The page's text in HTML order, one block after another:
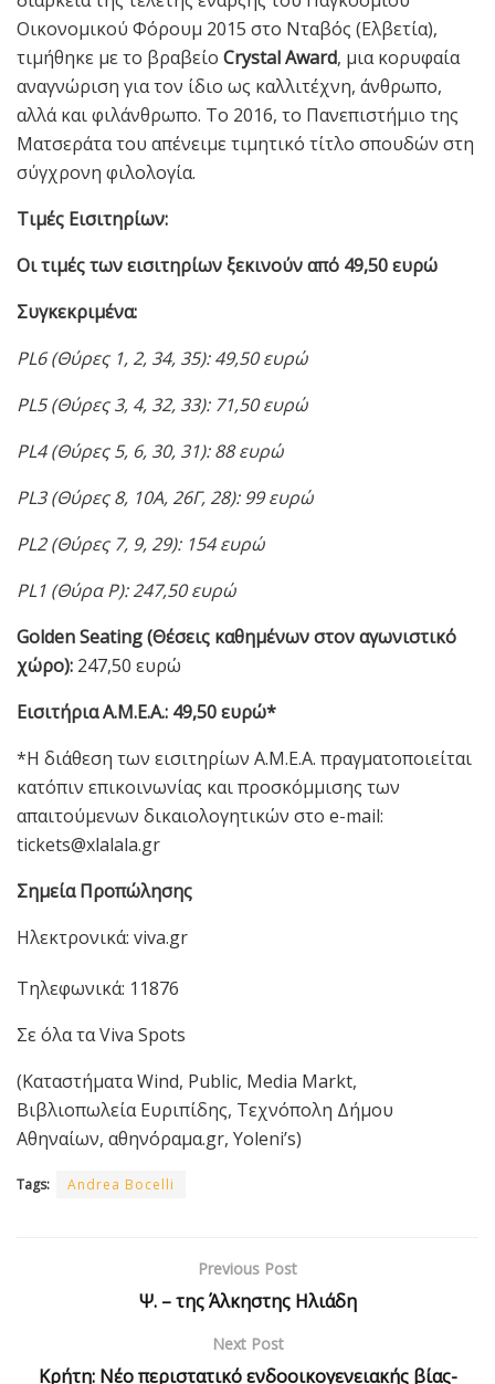
Οικονομικού Φόρουμ 2015 στο Νταβός (Ελβετία),
τιμήθηκε με το βραβείο Crystal Award, μια κορυφαία
αναγνώριση για τον ίδιο ως καλλιτέχνη, άνθρωπο,
αλλά και φιλάνθρωπο. Το 2016, το Πανεπιστήμιο της
Ματσεράτα του απένειμε τιμητικό τίτλο σπουδών στη
σύγχρονη φιλολογία.
Τιμές Εισιτηρίων:
Οι τιμές των εισιτηρίων ξεκινούν από 49,50 ευρώ
Συγκεκριμένα:
PL6 (Θύρες 1, 2, 34, 35): 49,50 ευρώ
PL5 (Θύρες 3, 4, 32, 33): 71,50 ευρώ
PL4 (Θύρες 5, 6, 30, 31): 88 ευρώ
PL3 (Θύρες 8, 10Α, 26Γ, 28): 99 ευρώ
PL2 (Θύρες 7, 9, 29): 154 ευρώ
PL1 (Θύρα Ρ): 247,50 ευρώ
Golden Seating (Θέσεις καθημένων στον αγωνιστικό
χώρο): 247,50 ευρώ
Εισιτήρια Α.Μ.Ε.Α.: 49,50 ευρώ*
*Η διάθεση των εισιτηρίων Α.Μ.Ε.Α. πραγματοποιείται
κατόπιν επικοινωνίας και προσκόμμισης των
απαιτούμενων δικαιολογητικών στο e-mail:
tickets@xlalala.gr
Σημεία Προπώλησης
Ηλεκτρονικά: viva.gr
Τηλεφωνικά: 11876
Σε όλα τα Viva Spots
(Καταστήματα Wind, Public, Media Markt,
Βιβλιοπωλεία Ευριπίδης, Τεχνόπολη Δήμου
Αθηναίων, αθηνόραμα.gr, Yoleni’s)
Tags: Andrea Bocelli
Previous Post
Ψ. – της Άλκηστης Ηλιάδη
Next Post
Κρήτη: Νέο περιστατικό ενδοοικογενειακής βίας-